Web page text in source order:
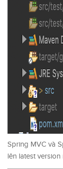
Spring MVC và
lên latest version